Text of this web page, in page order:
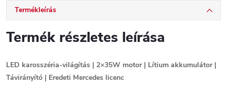
Termékleírás
Termék részletes leírása
LED karosszéria-világítás | 2×35W motor | Lítium akkumulátor |
Távirányító | Eredeti Mercedes licenc